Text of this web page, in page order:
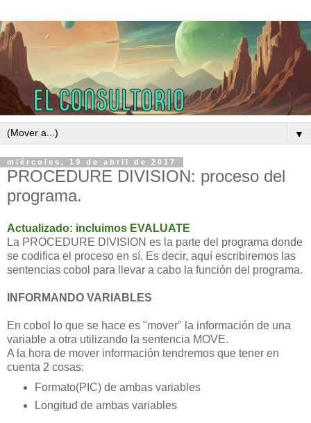
▼
miércoles, 19 de abril de 2017
PROCEDURE DIVISION: proceso del
programa.
Actualizado: incluimos EVALUATE
La PROCEDURE DIVISION es la parte del programa donde
se codifica el proceso en sí. Es decir, aquí escribiremos las
sentencias cobol para llevar a cabo la función del programa.
INFORMANDO VARIABLES
En cobol lo que se hace es "mover" la información de una
variable a otra utilizando la sentencia MOVE.
A la hora de mover información tendremos que tener en
cuenta 2 cosas:
Formato(PIC) de ambas variables
Longitud de ambas variables